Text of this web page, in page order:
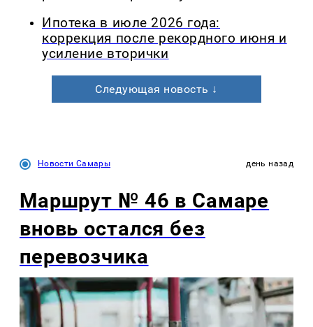
Ипотека в июле 2026 года:
коррекция после рекордного июня и
усиление вторички
Следующая новость ↓
Новости Самары день назад
Маршрут № 46 в Самаре
вновь остался без
перевозчика